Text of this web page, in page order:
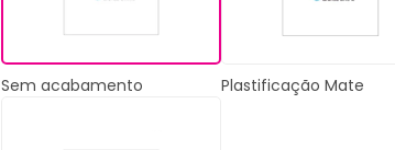
Sem acabamento Plastificação Mate